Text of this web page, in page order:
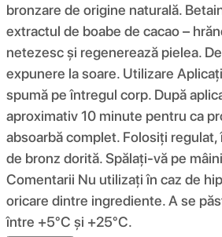
bronzare de origine naturală.
extractul de boabe de cacao –
netezesc și regenerează pielea.
expunere la soare. Utilizare
spumă pe întregul corp. După
aproximativ 10 minute pentru ca
absoarbă complet. Folosiți
de bronz dorită. Spălați-vă pe
Comentarii Nu utilizați în caz de
oricare dintre ingrediente. A se
între +5°C și +25°C.